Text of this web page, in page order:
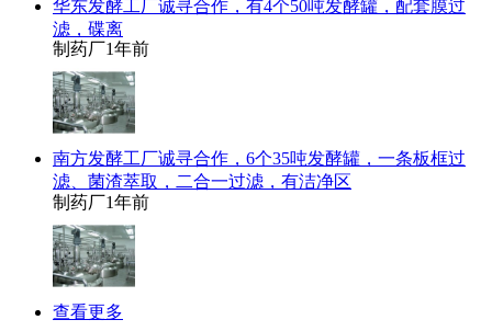
华东发酵工厂诚寻合作，有4个50吨发酵罐，配套膜过
滤，碟离
制药厂1年前
南方发酵工厂诚寻合作，6个35吨发酵罐，一条板框过
滤、菌渣萃取，二合一过滤，有洁净区
制药厂1年前
查看更多